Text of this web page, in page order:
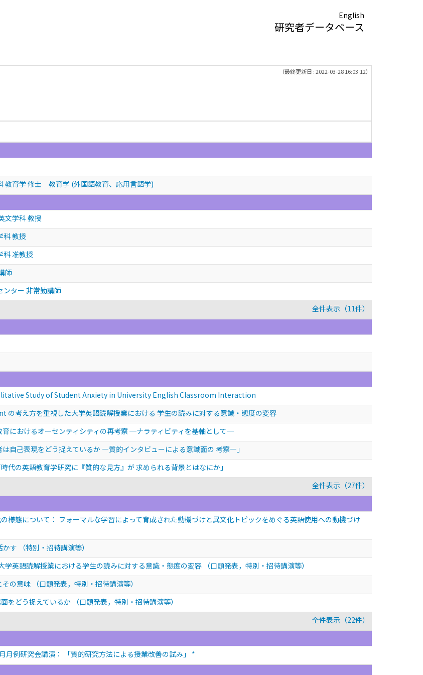
English
研究者データベース
（最終更新日 : 2022-03-28 16:03:12）
教育学 修士 教育学 (外国語教育、応用言語学)
文学科 教授
科 教授
科 准教授
師
ンター 非常勤講師
全件表示（11件）
Study of Student Anxiety in University English Classroom Interaction
考え方を重視した大学英語読解授業における 学生の読みに対する意識・態度の変容
におけるオーセンティシティの再考察 ─ナラティビティを基軸として─
自己表現をどう捉えているか —質的インタビューによる意識面の 考察—」
代の英語教育学研究に『質的な見方』が 求められる背景とはなにか」
全件表示（27件）
様態について： フォーマルな学習によって育成された動機づけと異文化トピックをめぐる英語使用への動機づけ
かす
（特別・招待講演等）
英語読解授業における学生の読みに対する意識・態度の変容
（口頭発表，特別・招待講演等）
その意味
（口頭発表，特別・招待講演等）
をどう捉えているか
（口頭発表，特別・招待講演等）
全件表示（22件）
月例研究会講演： 「質的研究方法による授業改善の試み」 *